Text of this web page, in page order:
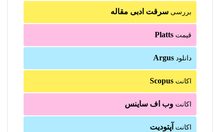
بررسی سرقت ادبی مقاله
قیمت Platts
دانلود Argus
اکانت Scopus
اکانت وب اف ساینس
اکانت آپتودیت